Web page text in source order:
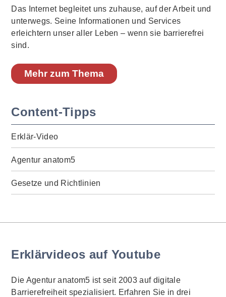
Das Internet begleitet uns zuhause, auf der Arbeit und
unterwegs. Seine Informationen und Services
erleichtern unser aller Leben – wenn sie barrierefrei
sind.
Mehr zum Thema
Content-Tipps
Erklär-Video
Agentur anatom5
Gesetze und Richtlinien
Erklärvideos auf Youtube
Die Agentur anatom5 ist seit 2003 auf digitale
Barrierefreiheit spezialisiert. Erfahren Sie in drei